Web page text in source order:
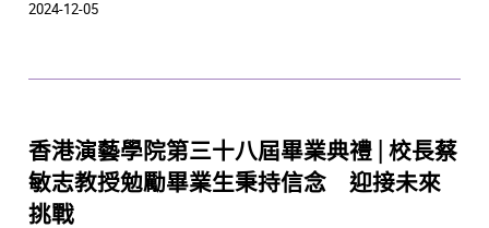
士對演藝學院的鼎力支持。
2024-12-05
香港演藝學院第三十八屆畢業典禮 | 校長蔡
敏志教授勉勵畢業生秉持信念 迎接未來
挑戰